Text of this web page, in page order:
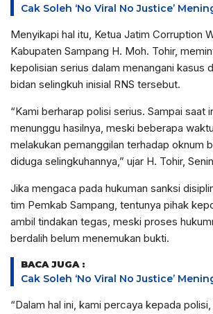
Cak Soleh ‘No Viral No Justice’
Menyikapi hal itu, Ketua Jatim Corruption
Kabupaten Sampang H. Moh. Tohir,
kepolisian serius dalam menangani kasus
bidan selingkuh inisial RNS tersebut.
“Kami berharap polisi serius. Sampai saat
menunggu hasilnya, meski beberapa
melakukan pemanggilan terhadap oknum
diduga selingkuhannya,” ujar H. Tohir,
Jika mengaca pada hukuman sanksi
tim Pemkab Sampang, tentunya pihak
ambil tindakan tegas, meski proses
berdalih belum menemukan bukti.
BACA JUGA :
Cak Soleh ‘No Viral No Justice’
“Dalam hal ini, kami percaya kepada